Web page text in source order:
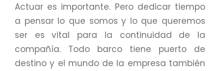
Actuar es importante. Pero dedicar tiempo
a pensar lo que somos y lo que queremos
ser es vital para la continuidad de la
compañía. Todo barco tiene puerto de
destino y el mundo de la empresa también